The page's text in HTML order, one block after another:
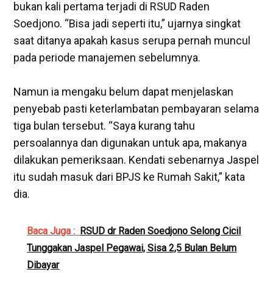
bukan kali pertama terjadi di RSUD Raden
Soedjono. “Bisa jadi seperti itu,” ujarnya singkat
saat ditanya apakah kasus serupa pernah muncul
pada periode manajemen sebelumnya.
Namun ia mengaku belum dapat menjelaskan
penyebab pasti keterlambatan pembayaran selama
tiga bulan tersebut. “Saya kurang tahu
persoalannya dan digunakan untuk apa, makanya
dilakukan pemeriksaan. Kendati sebenarnya Jaspel
itu sudah masuk dari BPJS ke Rumah Sakit,” kata
dia.
Baca Juga : RSUD dr Raden Soedjono Selong Cicil
Tunggakan Jaspel Pegawai, Sisa 2,5 Bulan Belum
Dibayar